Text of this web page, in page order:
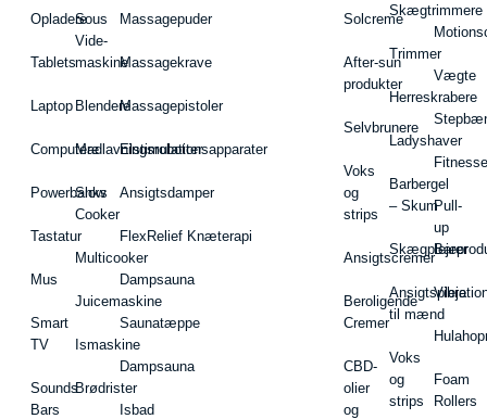
Opladere
Tablets
Laptop
Computere
Powerbanks
Tastatur
Mus
Smart
TV
Sounds
Bars
Sous
Vide-
maskine
Blendere
Madlavningsrobotter
Slow
Cooker
Multicooker
Juicemaskine
Ismaskine
Brødrister
Massagepuder
Massagekrave
Massagepistoler
Elstimulationsapparater
Ansigtsdamper
FlexRelief Knæterapi
Dampsauna
Saunatæppe
Dampsauna
Isbad
Solcreme
After-sun
produkter
Selvbrunere
Voks
og
strips
Ansigtscremer
Beroligende
Cremer
CBD-
olier
og
Skægtrimmere
Trimmer
Herreskrabere
Ladyshaver
Barbergel
– Skum
Ansigtspleje
til mænd
Voks
og
strips
Vægte
Pull-
up
Barer
Foam
Rollers